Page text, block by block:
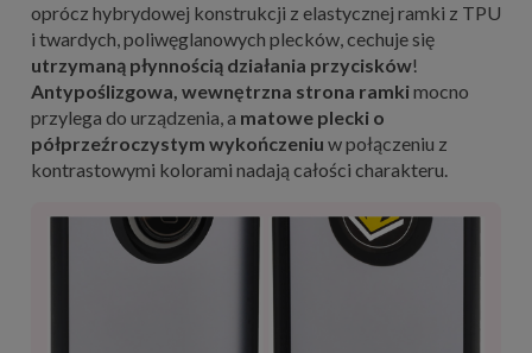
oprócz hybrydowej konstrukcji z elastycznej ramki z TPU
i twardych, poliwęglanowych plecków, cechuje się
utrzymaną płynnością działania przycisków!
Antypoślizgowa, wewnętrzna strona ramkimocno
przylega do urządzenia, a matowe plecki o
półprzeźroczystym wykończeniu w połączeniu z
kontrastowymi kolorami nadają całości charakteru.